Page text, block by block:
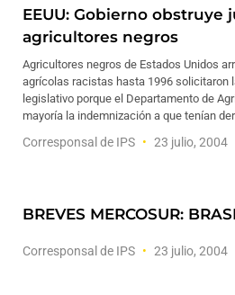
EEUU: Gobierno obstruye
agricultores negros
Agricultores negros de Estados Unidos
agrícolas racistas hasta 1996 solicitaron
legislativo porque el Departamento de
mayoría la indemnización a que tenían
Corresponsal de IPS 23 julio, 2004
BREVES MERCOSUR:
Corresponsal de IPS 23 julio, 2004